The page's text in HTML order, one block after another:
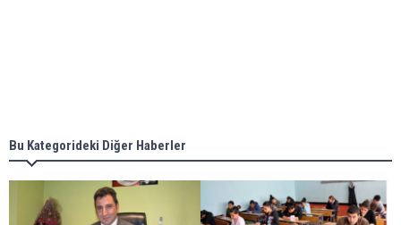
Bu Kategorideki Diğer Haberler